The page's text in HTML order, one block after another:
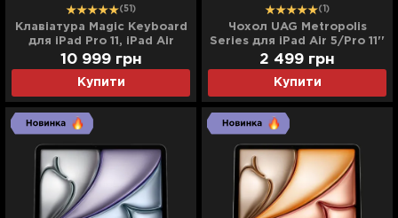
(51)
Клавіатура Magic Keyboard
для iPad Pro 11, iPad Air
(4/5/6th gen) (Black)
(MXQT2)
Купити
10 999 грн
(1)
Чохол UAG Metropolis
Series для iPad Air 5/Pro 11''
(2020) (Black)
Купити
2 499 грн